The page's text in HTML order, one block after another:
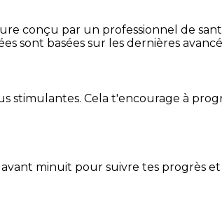
conçu par un professionnel de
sont basées sur les dernières
stimulantes. Cela t'encourage à
minuit pour suivre tes progrès